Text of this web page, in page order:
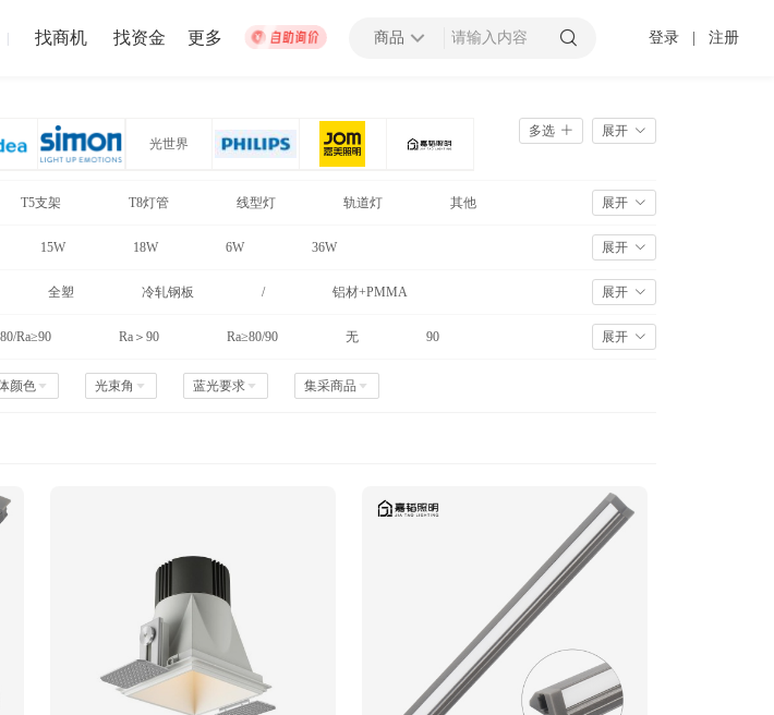
找商机
查看更多
招募截止
中博华远压力容器厂地块B房地产开发项目储藏室门材料采购
-枣庄市 -东营市 烟台市 潍坊市 -济宁市
招募截止
中博华远压力容器厂地块B房地产开发项目太阳能材料采购
注册资本10万以上 济南市
找资金 更多 商品 登录 注册
光世界
美的Midea 鸿雁
多选 展开
T5支架 T8灯管 线型灯 轨道灯
其他
展开
15W 18W 6W 36W 展开
全塑 冷轧钢板 /
铝材+PMMA
展开
Ra≥90 Ra＞90 Ra≥80/90 无 90 展开
颜色 光束角 蓝光要求 集采商品